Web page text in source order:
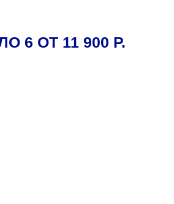
6 ОТ 11 900 Р.